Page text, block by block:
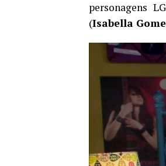
personagens
(Isabella